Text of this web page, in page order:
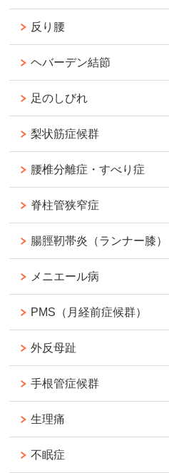
反り腰
ヘバーデン結節
足のしびれ
梨状筋症候群
腰椎分離症・すべり症
脊柱管狭窄症
腸脛靭帯炎（ランナー膝）
メニエール病
PMS（月経前症候群）
外反母趾
手根管症候群
生理痛
不眠症